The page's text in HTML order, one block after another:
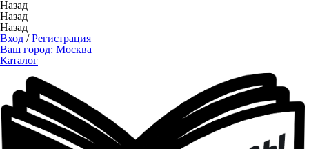
Назад
Назад
Назад
Вход /Регистрация
Ваш город: Москва
Каталог